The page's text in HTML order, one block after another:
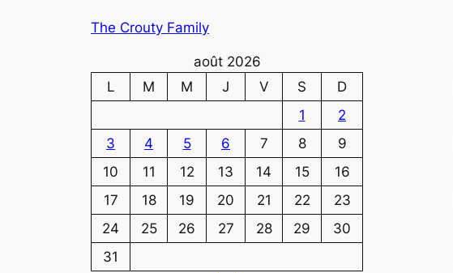
The Crouty Family
août 2026
L
M M J V S
D
1
2
3
4 5 6 7 8
9
10
11 12 13 14 15
16
17
18 19 20 21 22
23
24
25 26 27 28 29
30
31